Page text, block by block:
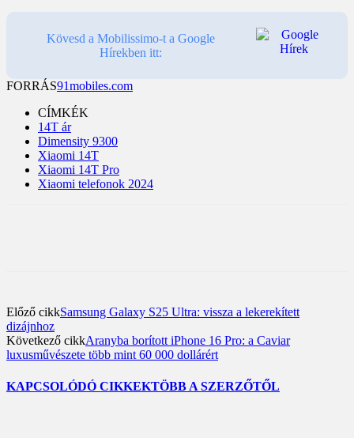
Kövesd a Mobilissimo-t a Google
Hírekben itt:
FORRÁS91mobiles.com
CÍMKÉK
14T ár
Dimensity 9300
Xiaomi 14T
Xiaomi 14T Pro
Xiaomi telefonok 2024
Előző cikkSamsung Galaxy S25 Ultra: vissza a lekerekített
dizájnhoz
Következő cikkAranyba borított iPhone 16 Pro: a Caviar
luxusművészete több mint 60 000 dollárért
KAPCSOLÓDÓ CIKKEKTÖBB A SZERZŐTŐL